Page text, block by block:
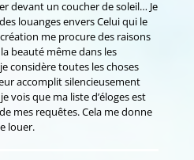
devant un coucher de soleil… Je
louanges envers Celui qui le
me procure des raisons
beauté même dans les
considère toutes les choses
accomplit silencieusement
vois que ma liste d’éloges est
mes requêtes. Cela me donne
louer.